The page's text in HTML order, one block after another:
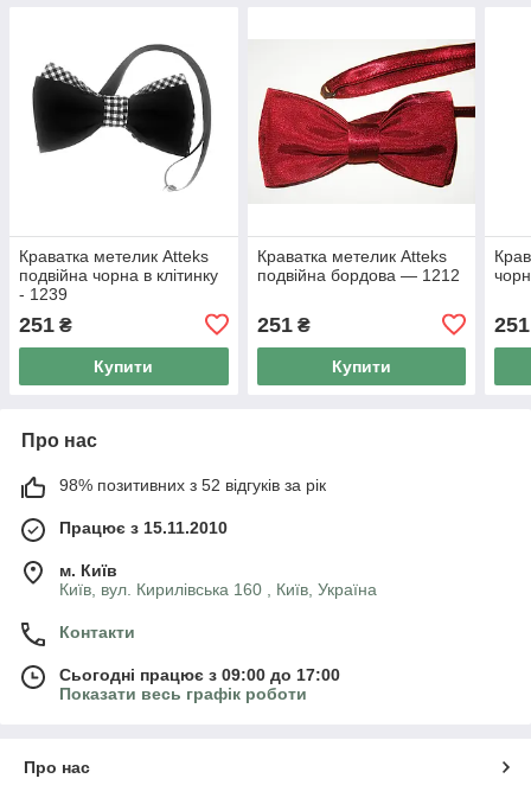
Краватка метелик Atteks
подвійна чорна в клітинку
- 1239
251 ₴
Купити
Краватка метелик Atteks
подвійна бордова — 1212
251₴
Купити
251
Про нас
98% позитивних з 52 відгуків за рік
Працює з 15.11.2010
м. Київ
Київ, вул. Кирилівська 160 , Київ, Україна
Контакти
Сьогодні працює з 09:00 до 17:00
Показати весь графік роботи
Про нас